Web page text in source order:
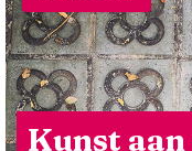
Kunst aan